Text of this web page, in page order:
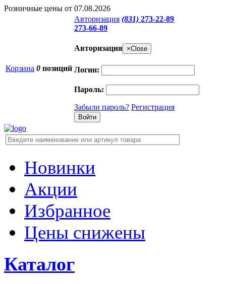
Розничные цены от 07.08.2026
Корзина 0 позиций
Авторизация (831) 273-22-89
273-66-89
Авторизация ×Close
Логин:
Пароль:
Забыли пароль? Регистрация
Новинки
Акции
Избранное
Цены снижены
Каталог